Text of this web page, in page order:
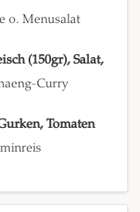
o. Menusalat
(150gr), Salat,
Curry
Tomaten